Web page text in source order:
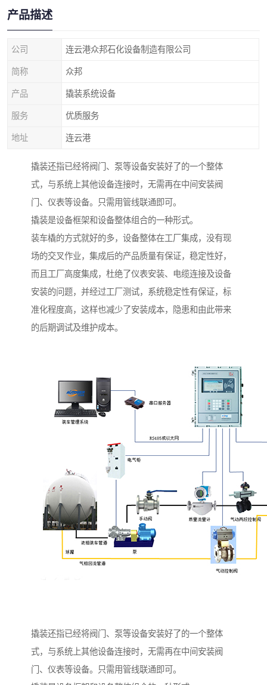
产品描述
公司 连云港众邦石化设备制造有限公司
简称 众邦
产品 撬装系统设备
服务 优质服务
地址 连云港
撬装还指已经将阀门、泵等设备安装好了的一个整体
式，与系统上其他设备连接时，无需再在中间安装阀
门、仪表等设备。只需用管线联通即可。
撬装是设备框架和设备整体组合的一种形式。
装车橇的方式就好的多，设备整体在工厂集成，没有现
场的交叉作业，集成后的产品质量有保证，稳定性好，
而且工厂高度集成，杜绝了仪表安装、电缆连接及设备
安装的问题，并经过工厂测试，系统稳定性有保证，标
准化程度高，这样也减少了安装成本，隐患和由此带来
的后期调试及维护成本。
撬装还指已经将阀门、泵等设备安装好了的一个整体
式，与系统上其他设备连接时，无需再在中间安装阀
门、仪表等设备。只需用管线联通即可。